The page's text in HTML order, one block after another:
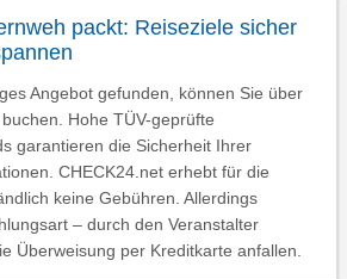
packt: Reiseziele sicher
Angebot gefunden, können Sie über
Hohe TÜV-geprüfte
garantieren die Sicherheit Ihrer
CHECK24.net erhebt für die
keine Gebühren. Allerdings
– durch den Veranstalter
Überweisung per Kreditkarte anfallen.